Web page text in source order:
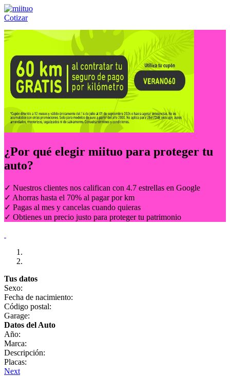
Cotizar
Llámanos al:(55) 84-21-05-00 ó
¿Por qué elegir miituo para proteger tu
auto?
✓ Nuestros clientes nos califican con 4.7 estrellas en Google
✓ Ahorras hasta el 70% al pagar por km
✓ Pagas al mes y cancelas cuando quieras
✓ Obtienes un precio justo para proteger tu patrimonio
Tus datos
Sexo:
Fecha de nacimiento:
Código postal:
Garage:
Datos del Auto
Año:
Marca:
Descripción:
Placas:
Next